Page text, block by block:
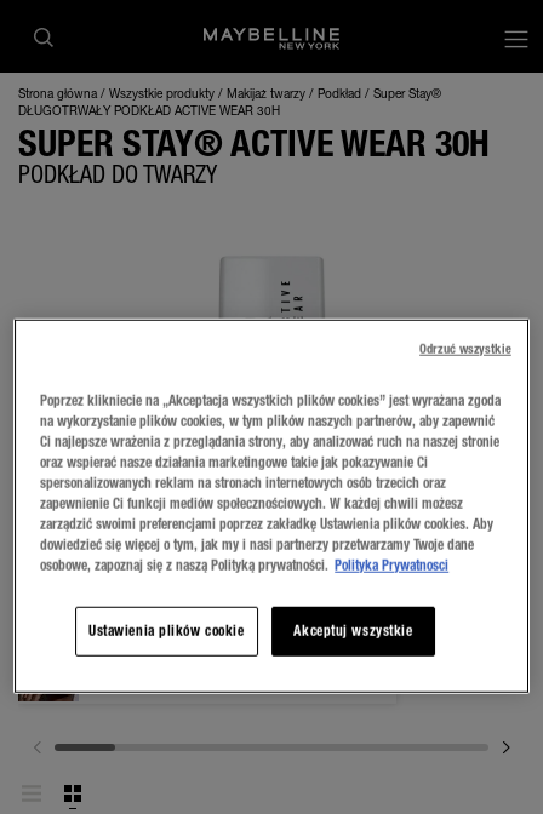
Strona główna Wszystkie produkty Makijaż twarzy Podkład
Super Stay®
DŁUGOTRWAŁY PODKŁAD ACTIVE WEAR 30H
SUPER STAY® ACTIVE WEAR 30H
PODKŁAD DO TWARZY
Poprzez klikniecie na „Akceptacja wszystkich plików cookies” jest wyrażana zgoda
na wykorzystanie plików cookies, w tym plików naszych partnerów, aby zapewnić
Ci najlepsze wrażenia z przeglądania strony, aby analizować ruch na naszej stronie
oraz wspierać nasze działania marketingowe takie jak pokazywanie Ci
spersonalizowanych reklam na stronach internetowych osób trzecich oraz
zapewnienie Ci funkcji mediów społecznościowych. W każdej chwili możesz
zarządzić swoimi preferencjami poprzez zakładkę Ustawienia plików cookies. Aby
dowiedzieć się więcej o tym, jak my i nasi partnerzy przetwarzamy Twoje dane
osobowe, zapoznaj się z naszą Polityką prywatności. Polityka Prywatnosci
Ustawienia plików cookie Akceptuj wszystkie
Odrzuć wszystkie